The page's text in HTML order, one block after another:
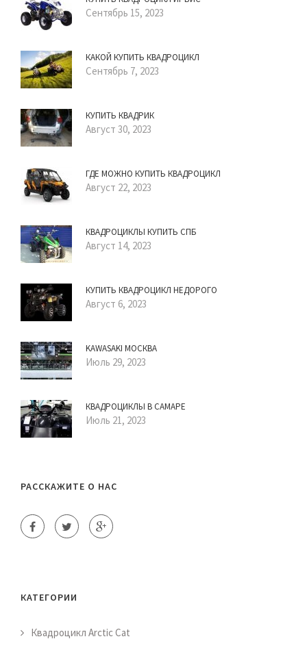
Сентябрь 15, 2023
КАКОЙ КУПИТЬ КВАДРОЦИКЛ
Сентябрь 7, 2023
КУПИТЬ КВАДРИК
Август 30, 2023
ГДЕ МОЖНО КУПИТЬ КВАДРОЦИКЛ
Август 22, 2023
КВАДРОЦИКЛЫ КУПИТЬ СПБ
Август 14, 2023
КУПИТЬ КВАДРОЦИКЛ НЕДОРОГО
Август 6, 2023
KAWASAKI МОСКВА
Июль 29, 2023
КВАДРОЦИКЛЫ В САМАРЕ
Июль 21, 2023
РАССКАЖИТЕ О НАС
КАТЕГОРИИ
Квадроцикл Arctic Cat